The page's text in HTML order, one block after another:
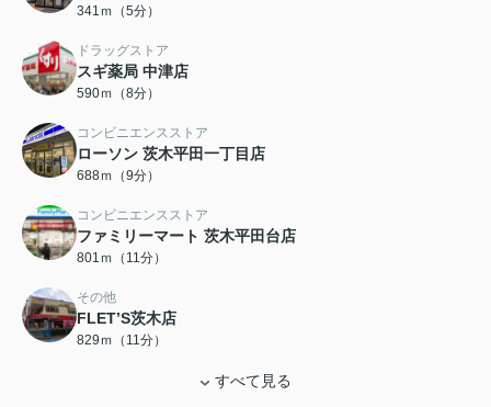
341ｍ（5分）
ドラッグストア
スギ薬局 中津店
590ｍ（8分）
コンビニエンスストア
ローソン 茨木平田一丁目店
688ｍ（9分）
コンビニエンスストア
ファミリーマート 茨木平田台店
801ｍ（11分）
その他
FLET’S茨木店
829ｍ（11分）
すべて見る